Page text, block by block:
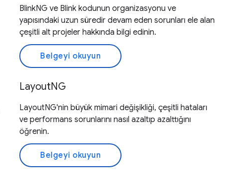
BlinkNG ve Blink kodunun organizasyonu ve
yapısındaki uzun süredir devam eden sorunları ele alan
çeşitli alt projeler hakkında bilgi edinin.
Belgeyi okuyun
LayoutNG
LayoutNG'nin büyük mimari değişikliği, çeşitli hataları
ve performans sorunlarını nasıl azaltıp azalttığını
öğrenin.
Belgeyi okuyun